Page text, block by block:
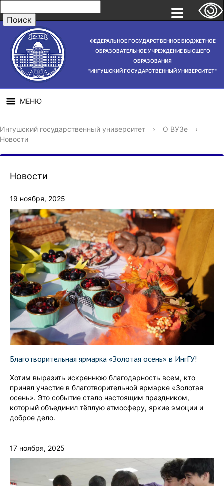
ФЕДЕРАЛЬНОЕ ГОСУДАРСТВЕННОЕ БЮДЖЕТНОЕ
ОБРАЗОВАТЕЛЬНОЕ УЧРЕЖДЕНИЕ ВЫСШЕГО
ОБРАЗОВАНИЯ
"ИНГУШСКИЙ ГОСУДАРСТВЕННЫЙ УНИВЕРСИТЕТ"
МЕНЮ
СВЕДЕНИЯ ОБ
ОБРАЗОВАТЕЛЬНОЙ
НАУЧНАЯ
ДЕЯТЕЛЬНОСТЬ
Ингушский государственный университет › О ВУЗе
›
Новости
Новости
19 ноября, 2025
Благотворительная ярмарка «Золотая осень» в ИнгГУ!
Хотим выразить искреннюю благодарность всем, кто
принял участие в благотворительной ярмарке «Золотая
осень». Это событие стало настоящим праздником,
который объединил тёплую атмосферу, яркие эмоции и
доброе дело.
17 ноября, 2025